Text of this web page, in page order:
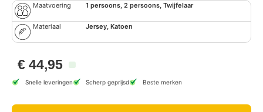
Maatvoering 1 persoons, 2 persoons, Twijfelaar
Materiaal Jersey, Katoen
€ 44,95
Snelle leveringen Scherp geprijsd Beste merken